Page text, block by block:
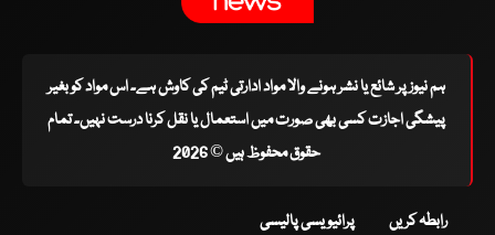
ہم نیوز پر شائع یا نشر ہونے والا مواد ادارتی ٹیم کی کاوش ہے۔ اس مواد کو بغیر
پیشگی اجازت کسی بھی صورت میں استعمال یا نقل کرنا درست نہیں۔ تمام
حقوق محفوظ ہیں © 2026
رابطہ کریں پرائیویسی پالیسی